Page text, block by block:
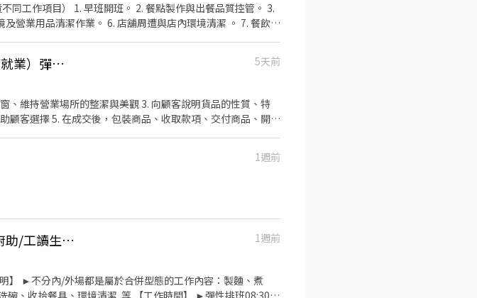
營業用品清潔作業。 6. 店舖周遭與店內環境清潔 。 7. 餐飲銷
徵中班、夜班、兼職人員（高中生、大學生、二度就業）彈性排班
5天前
1週前
[日商 丸亀製麵]遠雄新竹店(058) -長期兼職人員/廚助/工讀生/彈性排班
1週前
潔..等 【工作時間】 ►彈性排班08:30-